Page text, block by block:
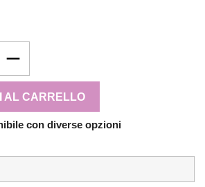
AL CARRELLO
con diverse opzioni